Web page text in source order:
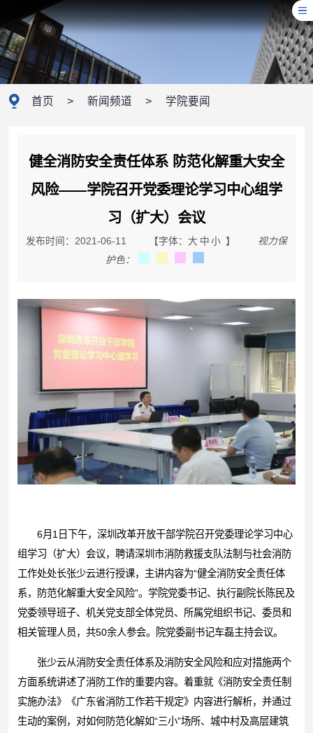
首页 > 新闻频道 > 学院要闻
健全消防安全责任体系 防范化解重大安全
风险——学院召开党委理论学习中心组学
习（扩大）会议
发布时间：2021-06-11 【字体： 大 中 小 】
视力保
护色：
6月1日下午，深圳改革开放干部学院召开党委理论学习中心
组学习（扩大）会议，聘请深圳市消防救援支队法制与社会消防
工作处处长张少云进行授课，主讲内容为“健全消防安全责任体
系，防范化解重大安全风险”。学院党委书记、执行副院长陈民及
党委领导班子、机关党支部全体党员、所属党组织书记、委员和
相关管理人员，共50余人参会。院党委副书记车磊主持会议。
张少云从消防安全责任体系及消防安全风险和应对措施两个
方面系统讲述了消防工作的重要内容。着重就《消防安全责任制
实施办法》《广东省消防工作若干规定》内容进行解析，并通过
生动的案例，对如何防范化解如“三小”场所、城中村及高层建筑